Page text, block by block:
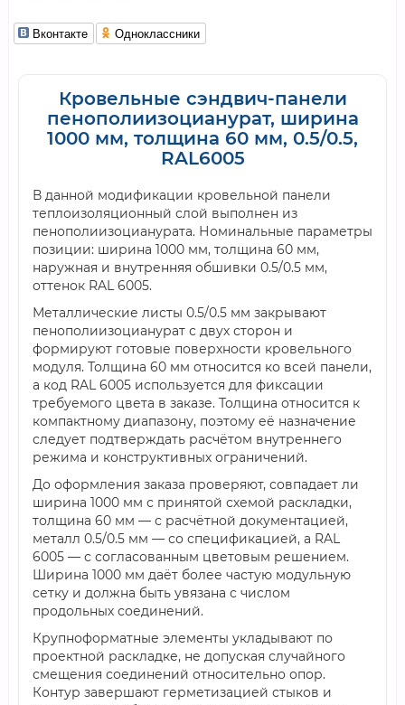
Вконтакте Одноклассники
Кровельные сэндвич-панели
пенополиизоцианурат, ширина
1000 мм, толщина 60 мм, 0.5/0.5,
RAL6005
В данной модификации кровельной панели
теплоизоляционный слой выполнен из
пенополиизоцианурата. Номинальные параметры
позиции: ширина 1000 мм, толщина 60 мм,
наружная и внутренняя обшивки 0.5/0.5 мм,
оттенок RAL 6005.
Металлические листы 0.5/0.5 мм закрывают
пенополиизоцианурат с двух сторон и
формируют готовые поверхности кровельного
модуля. Толщина 60 мм относится ко всей панели,
а код RAL 6005 используется для фиксации
требуемого цвета в заказе. Толщина относится к
компактному диапазону, поэтому её назначение
следует подтверждать расчётом внутреннего
режима и конструктивных ограничений.
До оформления заказа проверяют, совпадает ли
ширина 1000 мм с принятой схемой раскладки,
толщина 60 мм — с расчётной документацией,
металл 0.5/0.5 мм — со спецификацией, а RAL
6005 — с согласованным цветовым решением.
Ширина 1000 мм даёт более частую модульную
сетку и должна быть увязана с числом
продольных соединений.
Крупноформатные элементы укладывают по
проектной раскладке, не допуская случайного
смещения соединений относительно опор.
Контур завершают герметизацией стыков и